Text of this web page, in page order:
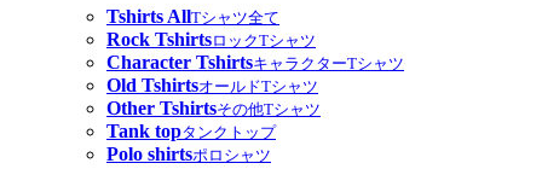
Tshirts AllTシャツ全て
Rock TshirtsロックTシャツ
Character TshirtsキャラクターTシャツ
Old TshirtsオールドTシャツ
Other Tshirtsその他Tシャツ
Tank topタンクトップ
Polo shirtsポロシャツ